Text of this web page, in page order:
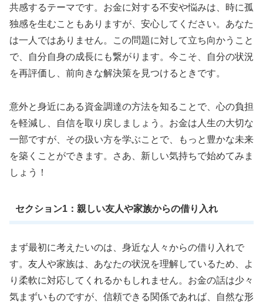
共感するテーマです。お金に対する不安や悩みは、時に孤
独感を生むこともありますが、安心してください。あなた
は一人ではありません。この問題に対して立ち向かうこと
で、自分自身の成長にも繋がります。今こそ、自分の状況
を再評価し、前向きな解決策を見つけるときです。
意外と身近にある資金調達の方法を知ることで、心の負担
を軽減し、自信を取り戻しましょう。お金は人生の大切な
一部ですが、その扱い方を学ぶことで、もっと豊かな未来
を築くことができます。さあ、新しい気持ちで始めてみま
しょう！
セクション1：親しい友人や家族からの借り入れ
まず最初に考えたいのは、身近な人々からの借り入れで
す。友人や家族は、あなたの状況を理解しているため、よ
り柔軟に対応してくれるかもしれません。お金の話は少々
気まずいものですが、信頼できる関係であれば、自然な形